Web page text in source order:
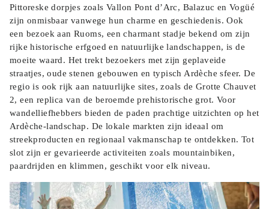
Pittoreske dorpjes zoals Vallon Pont d’Arc, Balazuc en Vogüé
zijn onmisbaar vanwege hun charme en geschiedenis. Ook
een bezoek aan Ruoms, een charmant stadje bekend om zijn
rijke historische erfgoed en natuurlijke landschappen, is de
moeite waard. Het trekt bezoekers met zijn geplaveide
straatjes, oude stenen gebouwen en typisch Ardèche sfeer. De
regio is ook rijk aan natuurlijke sites, zoals de Grotte Chauvet
2, een replica van de beroemde prehistorische grot. Voor
wandelliefhebbers bieden de paden prachtige uitzichten op het
Ardèche-landschap. De lokale markten zijn ideaal om
streekproducten en regionaal vakmanschap te ontdekken. Tot
slot zijn er gevarieerde activiteiten zoals mountainbiken,
paardrijden en klimmen, geschikt voor elk niveau.